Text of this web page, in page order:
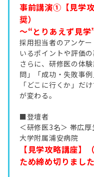
事前講演①【見学
奨）
～“とりあえず見
採用担当者のアンケ
いるポイントや評価の
さらに、研修医の体
問」「成功・失敗事
「どこに行くか」だ
が変わる。
■登壇者
＜研修医3名＞ 帯広
大学附属浦安病院
【見学攻略講座】
ため締め切りました